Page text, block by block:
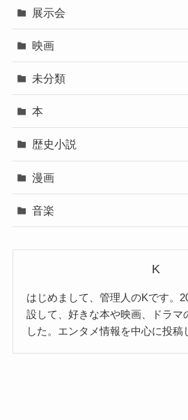
展示会
映画
未分類
本
歴史小説
漫画
音楽
K
はじめまして、管理人のKです。
設して、好きな本や映画、ドラマ
した。エンタメ情報を中心に投稿